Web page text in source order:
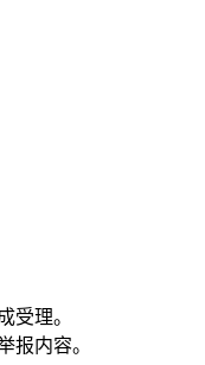
受理。
报内容。